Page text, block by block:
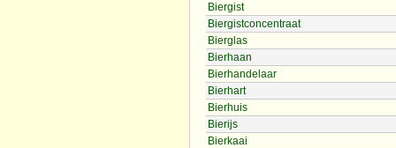
Biergist
Biergistconcentraat
Bierglas
Bierhaan
Bierhandelaar
Bierhart
Bierhuis
Bierijs
Bierkaai